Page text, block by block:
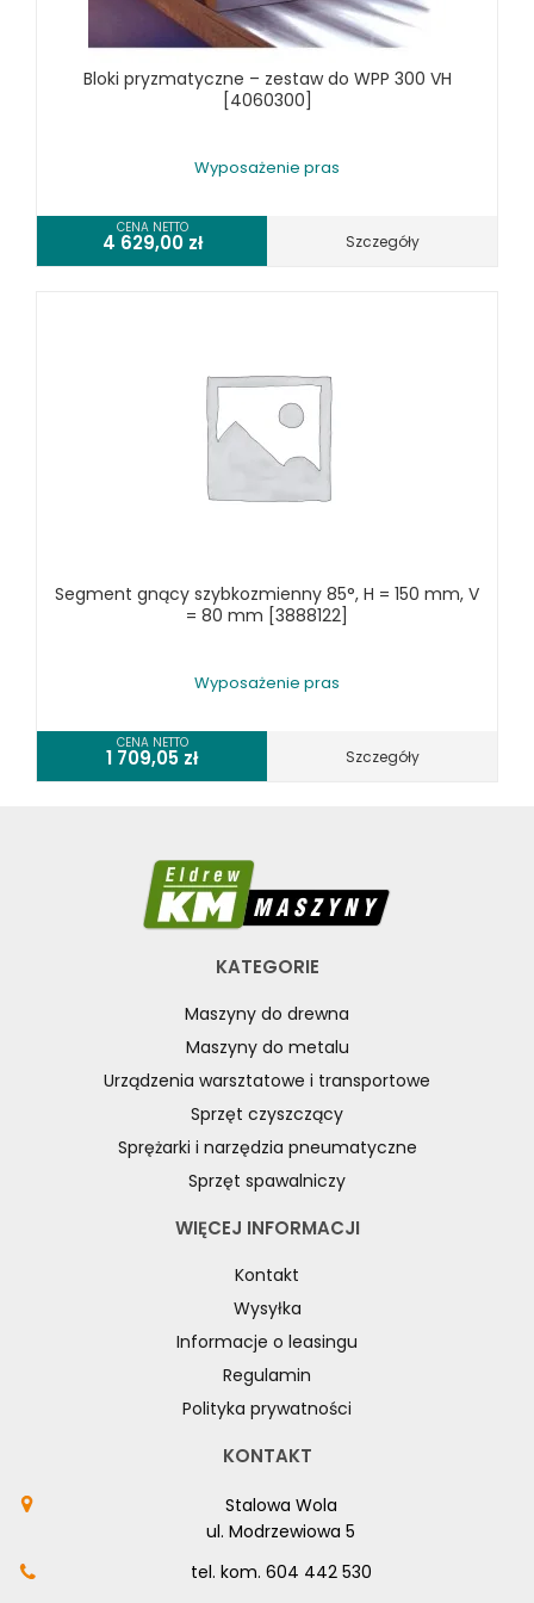
WYPOSAŻENIE PIŁ TAŚMOWYCH DO METALU
WYPOSAŻENIE PRAS
WYPOSAŻENIE SPĘCZAREK
WYPOSAŻENIE STOŁÓW ROLKOWYCH
WYPOSAŻENIE WALCAREK
WYPOSAŻENIE WIERTAREK DO METALU
WYPOSAŻENIE WYKRAWAREK
URZĄDZENIA WARSZTATOWE I TRANSPORTOWE
SPRZĘT CZYSZCZĄCY
SPRĘŻARKI I NARZĘDZIA PNEUMATYCZNE
KOSZT DOSTAWY
Bloki pryzmatyczne – zestaw do WPP 300 VH
[4060300]
Wyposażenie pras
CENA NETTO
4 629,00 zł Szczegóły
Segment gnący szybkozmienny 85°, H = 150 mm, V
= 80 mm [3888122]
Wyposażenie pras
CENA NETTO
1 709,05 zł Szczegóły
KATEGORIE
Maszyny do drewna
Maszyny do metalu
Urządzenia warsztatowe i transportowe
Sprzęt czyszczący
Sprężarki i narzędzia pneumatyczne
Sprzęt spawalniczy
WIĘCEJ INFORMACJI
Kontakt
Wysyłka
Informacje o leasingu
Regulamin
Polityka prywatności
KONTAKT
Stalowa Wola
ul. Modrzewiowa 5
tel. kom. 604 442 530